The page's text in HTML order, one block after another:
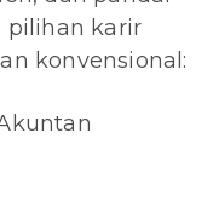
pilihan karir
konvensional: